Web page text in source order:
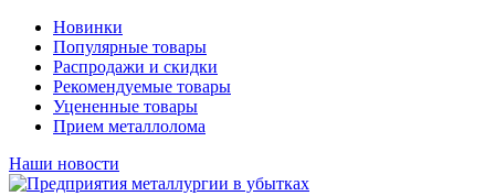
Новинки
Популярные товары
Распродажи и скидки
Рекомендуемые товары
Уцененные товары
Прием металлолома
Наши новости